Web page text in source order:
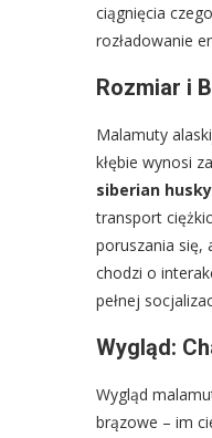
ciągnięcia
rozładowanie
Rozmiar i
Malamuty
kłębie wynosi
siberian husky
transport
poruszania się,
chodzi o
pełnej
Wygląd:
Wygląd
brązowe – im